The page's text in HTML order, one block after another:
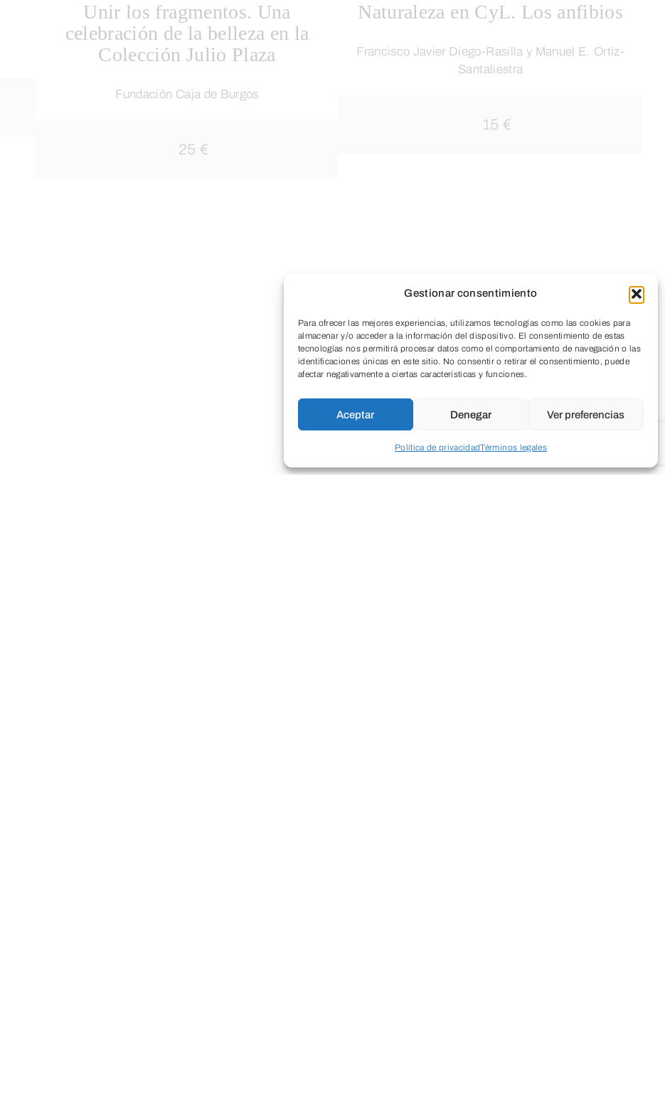
Gestionar consentimiento
Para ofrecer las mejores experiencias, utilizamos tecnologías como las cookies para
almacenar y/o acceder a la información del dispositivo. El consentimiento de estas
tecnologías nos permitirá procesar datos como el comportamiento de navegación o las
identificaciones únicas en este sitio. No consentir o retirar el consentimiento, puede
afectar negativamente a ciertas características y funciones.
Aceptar Denegar Ver preferencias
Política de privacidadTérminos legales
Unir los fragmentos. Una
celebración de la belleza en la
Colección Julio Plaza
Fundación Caja de Burgos
25 €
Naturaleza en CyL. Los anfibios
Francisco Javier Diego-Rasilla y Manuel E. Ortiz-
Santaliestra
15 €